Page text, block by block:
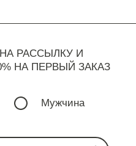
РАССЫЛКУ И
НА ПЕРВЫЙ ЗАКАЗ
Мужчина